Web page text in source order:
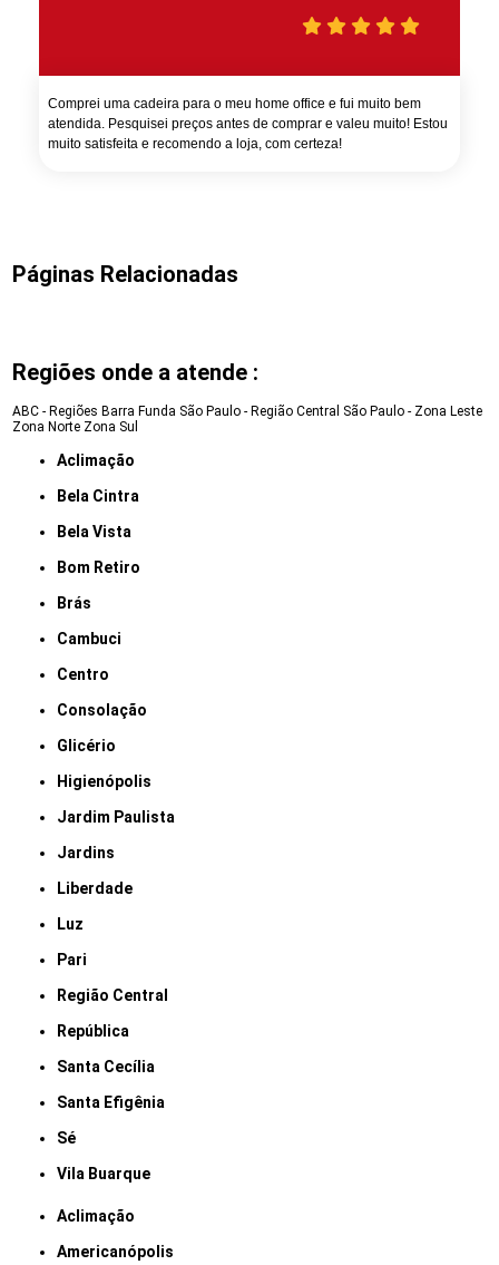
Comprei uma cadeira para o meu home office e fui muito bem
atendida. Pesquisei preços antes de comprar e valeu muito! Estou
muito satisfeita e recomendo a loja, com certeza!
Páginas Relacionadas
Regiões onde a atende :
ABC - Regiões Barra Funda São Paulo - Região Central São Paulo - Zona Leste
Zona Norte Zona Sul
Aclimação
Bela Cintra
Bela Vista
Bom Retiro
Brás
Cambuci
Centro
Consolação
Glicério
Higienópolis
Jardim Paulista
Jardins
Liberdade
Luz
Pari
Região Central
República
Santa Cecília
Santa Efigênia
Sé
Vila Buarque
Aclimação
Americanópolis